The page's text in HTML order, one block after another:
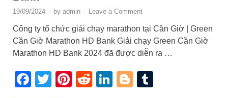
19/09/2024 - by admin - Leave a Comment
Công ty tổ chức giải chạy marathon tại Cần Giờ | Green
Cần Giờ Marathon HD Bank Giải chạy Green Cần Giờ
Marathon HD Bank 2024 đã được diễn ra …
Facebook
Twitter
Pinterest
RedditLinkedIn
Blogger